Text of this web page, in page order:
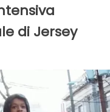
di Jersey